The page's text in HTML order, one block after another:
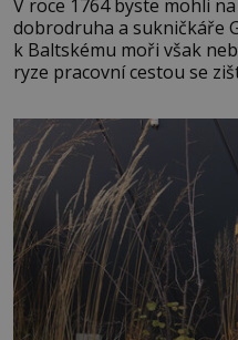
V roce 1764 byste mohli
dobrodruha a sukničkáře
k Baltskému moři však
ryze pracovní cestou se
lotyšské Rigy? Casanova
zednářské lóže. Nebyl v
protože do zednářské